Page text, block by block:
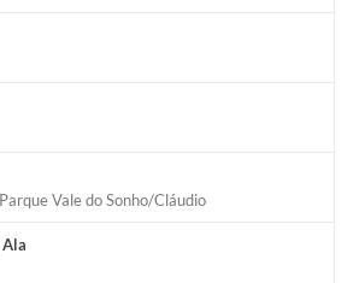
Vale do Sonho/Cláudio